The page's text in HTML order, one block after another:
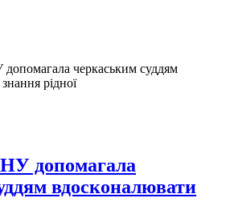
черкаським суддям
рідної
допомагала
вдосконалювати